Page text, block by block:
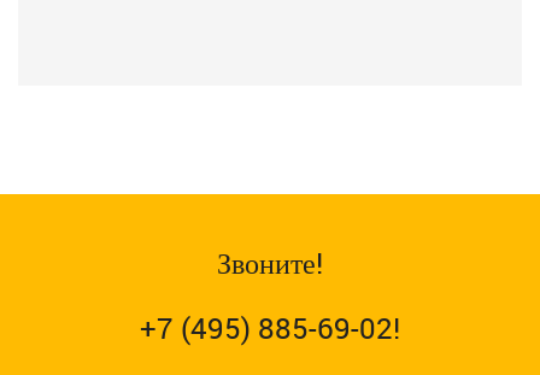
Звоните!
+7 (495) 885-69-02!